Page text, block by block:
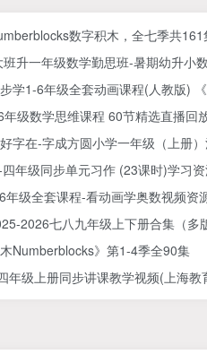
数字积木，全七季共
升一年级数学勤思班-暑期幼升小
学1-6年级全套动画课程(人教版)
级数学思维课程 60节精选直播回
字在-字成方圆小学一年级（上册
年级同步单元习作 (23课时)学习
年级全套课程-看动画学奥数视频资
2026七八九年级上下册合集（多
Numberblocks》第1-4季全90集
年级上册同步讲课教学视频(上海教